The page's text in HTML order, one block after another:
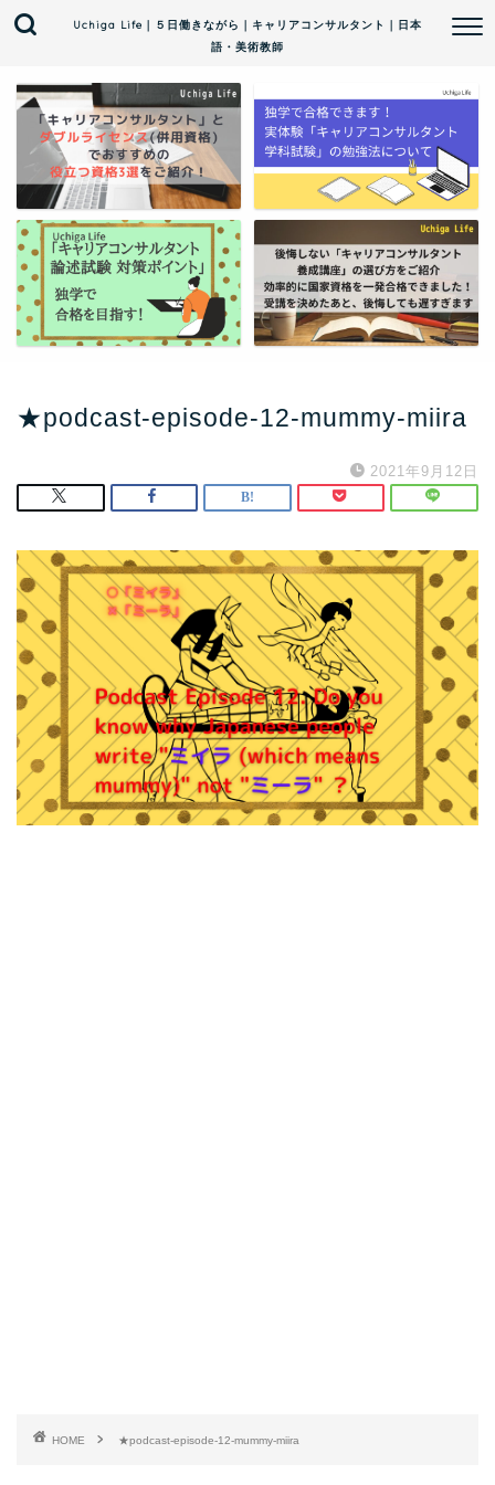
Uchiga Life｜５日働きながら｜キャリアコンサルタント｜日本
語・美術教師
★podcast-episode-12-mummy-miira
2021年9月12日
HOME ★podcast-episode-12-mummy-miira